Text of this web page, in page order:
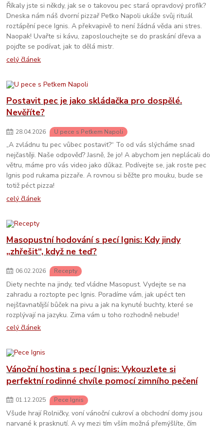
Říkaly jste si někdy, jak se o takovou pec stará opravdový profík?
Dneska nám náš dvorní pizzař Peťko Napoli ukáže svůj rituál
roztápění pece Ignis. A překvapivě to není žádná věda ani stres.
Naopak! Uvařte si kávu, zaposlouchejte se do praskání dřeva a
pojďte se podívat, jak to dělá mistr.
celý článek
Postavit pec je jako skládačka pro dospělé.
Nevěříte?
28.04.2026 U pece s Peťkem Napoli
„A zvládnu tu pec vůbec postavit?“ To od vás slýcháme snad
nejčastěji. Naše odpověď? Jasně, že jo! A abychom jen neplácali do
větru, máme pro vás video jako důkaz. Podívejte se, jak roste pec
Ignis pod rukama pizzaře. A rovnou si běžte pro mouku, bude se
totiž péct pizza!
celý článek
Masopustní hodování s pecí Ignis: Kdy jindy
„zhřešit“, když ne teď?
06.02.2026 Recepty
Diety nechte na jindy, teď vládne Masopust. Vydejte se na
zahradu a roztopte pec Ignis. Poradíme vám, jak upéct ten
nejšťavnatější bůček na pivu a jak na kynuté buchty, které se
rozplývají na jazyku. Zima vám u toho rozhodně nebude!
celý článek
Vánoční hostina s pecí Ignis: Vykouzlete si
perfektní rodinné chvíle pomocí zimního pečení
01.12.2025 Pece Ignis
Všude hrají Rolničky, voní vánoční cukroví a obchodní domy jsou
narvané k prasknutí. A vy mezi tím vším možná přemýšlíte, čím